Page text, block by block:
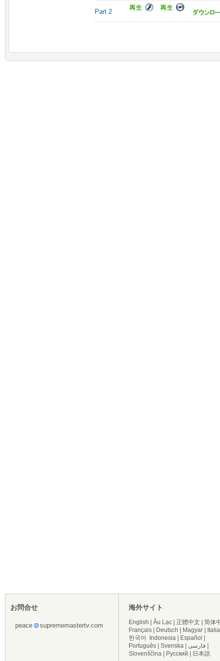
Part 2
お問合せ
peace suprememastertv.com
海外サイト
English Âu Lạc 正體中文
简体
Français
Deutsch Magyar
한국어
Indonesia Español
Português
Svenska فارسی
Slovenščina
Русский 日本語